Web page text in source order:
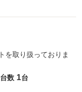
を取り扱っておりま
数 1台